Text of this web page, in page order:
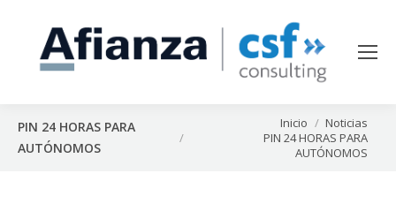
PIN 24 HORAS PARA
AUTÓNOMOS
Inicio
Noticias
PIN 24 HORAS PARA
AUTÓNOMOS